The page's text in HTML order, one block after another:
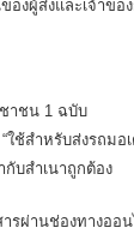
องผู้ส่งและเจ้าขอ
ชาชน 1 ฉบับ
ใช้สำหรับส่งรถมอ
บสำเนาถูกต้อง
ารผ่านช่องทางอ